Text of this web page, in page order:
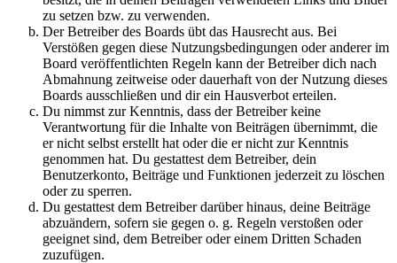
zu setzen bzw. zu verwenden.
Der Betreiber des Boards übt das Hausrecht aus. Bei
Verstößen gegen diese Nutzungsbedingungen oder anderer im
Board veröffentlichten Regeln kann der Betreiber dich nach
Abmahnung zeitweise oder dauerhaft von der Nutzung dieses
Boards ausschließen und dir ein Hausverbot erteilen.
Du nimmst zur Kenntnis, dass der Betreiber keine
Verantwortung für die Inhalte von Beiträgen übernimmt, die
er nicht selbst erstellt hat oder die er nicht zur Kenntnis
genommen hat. Du gestattest dem Betreiber, dein
Benutzerkonto, Beiträge und Funktionen jederzeit zu löschen
oder zu sperren.
Du gestattest dem Betreiber darüber hinaus, deine Beiträge
abzuändern, sofern sie gegen o. g. Regeln verstoßen oder
geeignet sind, dem Betreiber oder einem Dritten Schaden
zuzufügen.